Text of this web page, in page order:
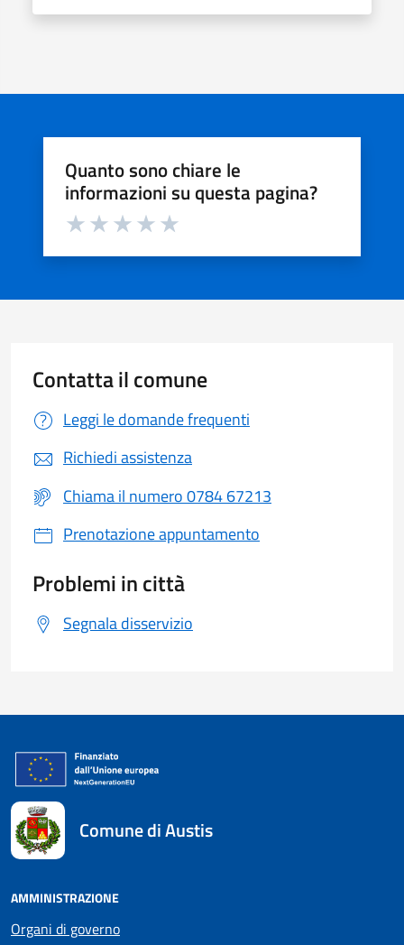
Quanto sono chiare le
informazioni su questa pagina?
Valuta da 1 a 5 stelle la pagina
Contatta il comune
Leggi le domande frequenti
Richiedi assistenza
Chiama il numero 0784 67213
Prenotazione appuntamento
Problemi in città
Segnala disservizio
Comune di Austis
AMMINISTRAZIONE
Organi di governo